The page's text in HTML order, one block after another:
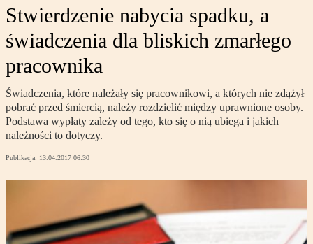
Stwierdzenie nabycia spadku, a
świadczenia dla bliskich zmarłego
pracownika
Świadczenia, które należały się pracownikowi, a których nie zdążył
pobrać przed śmiercią, należy rozdzielić między uprawnione osoby.
Podstawa wypłaty zależy od tego, kto się o nią ubiega i jakich
należności to dotyczy.
Publikacja: 13.04.2017 06:30